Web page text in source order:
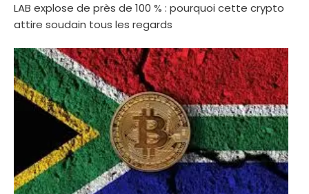
LAB explose de près de 100 % : pourquoi cette crypto
attire soudain tous les regards